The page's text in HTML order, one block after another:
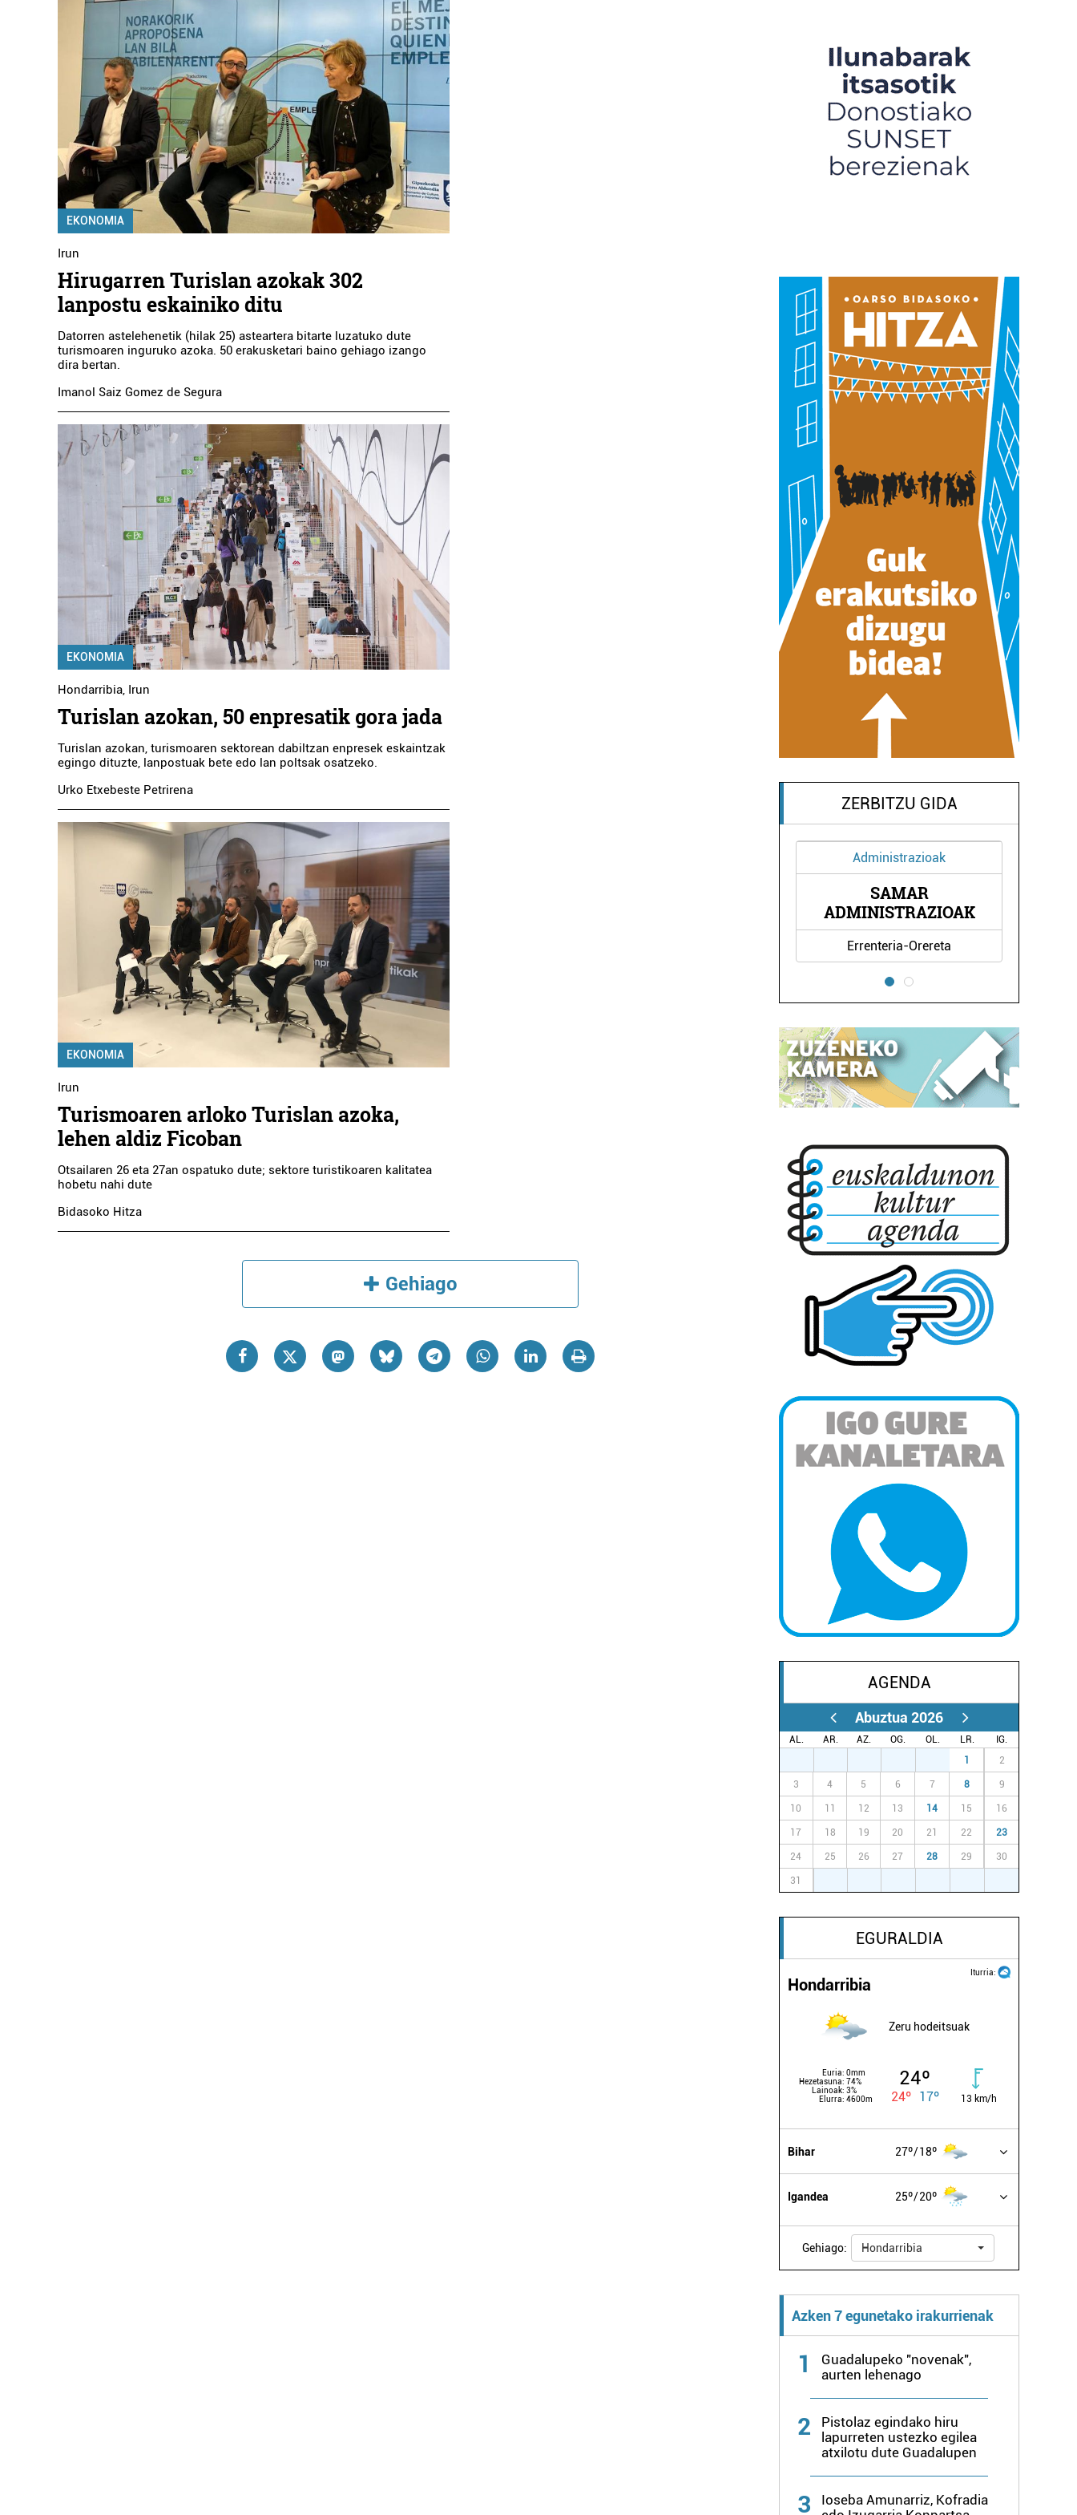
EKONOMIA
Irun
Hirugarren Turislan azokak 302
lanpostu eskainiko ditu
Datorren astelehenetik (hilak 25) asteartera bitarte luzatuko dute
turismoaren inguruko azoka. 50 erakusketari baino gehiago izango
dira bertan.
Imanol Saiz Gomez de Segura
EKONOMIA
Hondarribia, Irun
Turislan azokan, 50 enpresatik gora jada
Turislan azokan, turismoaren sektorean dabiltzan enpresek eskaintzak
egingo dituzte, lanpostuak bete edo lan poltsak osatzeko.
Urko Etxebeste Petrirena
EKONOMIA
Irun
Turismoaren arloko Turislan azoka,
lehen aldiz Ficoban
Otsailaren 26 eta 27an ospatuko dute; sektore turistikoaren kalitatea
hobetu nahi dute
Bidasoko Hitza
Gehiago
ZERBITZU GIDA
Administrazioak
SAMAR
ADMINISTRAZIOAK
Errenteria-Orereta
Administrazioak
SAMAR
ADMINISTRAZIOAK
Errenteria-Orereta
AGENDA
Abuztua 2026
AL. AR. AZ. OG. OL. LR.
IG.
1 2
3 4 5 6 7 8 9
10 11 12 13 14 15 16
17 18 19 20 21 22 23
24 25 26 27 28 29 30
31
EGURALDIA
Iturria:
Hondarribia
Zeru hodeitsuak
Euria: 0mm
Hezetasuna: 74%
Lainoak: 3%
Elurra: 4600m
24º
24º 17º 13 km/h
Bihar 27º 18º
Igandea 25º 20º
Gehiago: Hondarribia
Azken 7 egunetako irakurrienak
1
Guadalupeko "novenak",
aurten lehenago
2
Pistolaz egindako hiru
lapurreten ustezko egilea
atxilotu dute Guadalupen
3
Ioseba Amunarriz, Kofradia